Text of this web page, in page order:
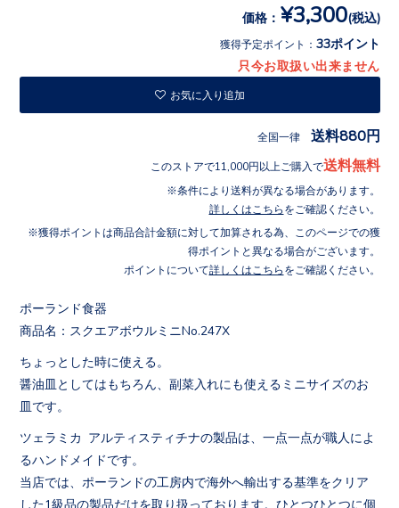
価格： ¥3,300(税込)
獲得予定ポイント： 33ポイント
只今お取扱い出来ません
お気に入り追加
全国一律 送料880円
このストアで11,000円以上ご購入で送料無料
条件により送料が異なる場合があります。
詳しくはこちら をご確認ください。
獲得ポイントは商品合計金額に対して加算される為、このページでの獲
得ポイントと異なる場合がございます。
ポイントについて詳しくはこちら をご確認ください。
ポーランド食器
商品名：スクエアボウルミニNo.247X
ちょっとした時に使える。
醤油皿としてはもちろん、副菜入れにも使えるミニサイズのお
皿です。
ツェラミカ アルティスティチナの製品は、一点一点が職人によ
るハンドメイドです。
当店では、ポーランドの工房内で海外へ輸出する基準をクリア
した1級品の製品だけを取り扱っております。ひとつひとつに個